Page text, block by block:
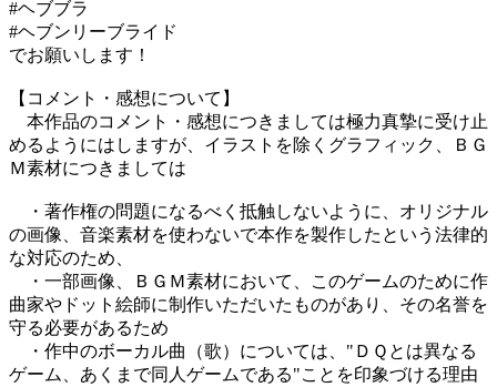
#ヘブブラ
#ヘブンリーブライド
でお願いします！
【コメント・感想について】
本作品のコメント・感想につきましては極力真摯に受け止
めるようにはしますが、イラストを除くグラフィック、ＢＧ
Ｍ素材につきましては
・著作権の問題になるべく抵触しないように、オリジナル
の画像、音楽素材を使わないで本作を製作したという法律的
な対応のため、
・一部画像、ＢＧＭ素材において、このゲームのために作
曲家やドット絵師に制作いただいたものがあり、その名誉を
守る必要があるため
・作中のボーカル曲（歌）については、"ＤＱとは異なる
ゲーム、あくまで同人ゲームである"ことを印象づける理由